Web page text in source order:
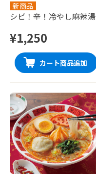
新商品
シビ！辛！冷やし麻辣湯
¥1,250
カート商品追加